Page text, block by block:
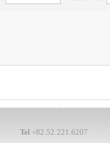
Tel +82.52.221.6207